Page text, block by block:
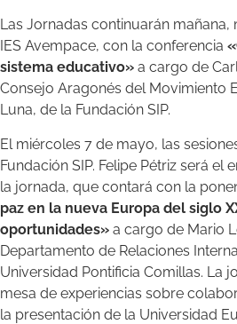
Las Jornadas continuarán
IES Avempace, con la conferencia
sistema educativo» a cargo de
Consejo Aragonés del Movimiento
Luna, de la Fundación SIP.
El miércoles 7 de mayo, las
Fundación SIP. Felipe Pétriz será el
la jornada, que contará con la
paz en la nueva Europa del siglo
oportunidades» a cargo de Mario
Departamento de Relaciones
Universidad Pontificia Comillas. La
mesa de experiencias sobre
la presentación de la Universidad